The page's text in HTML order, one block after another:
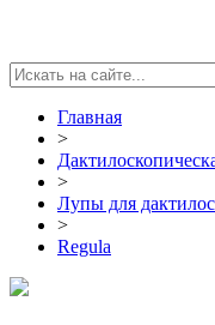
Главная
>
>
Лупы для
>
Regula